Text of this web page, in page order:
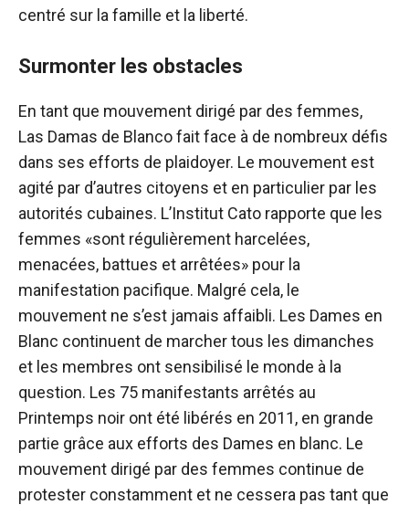
centré sur la famille et la liberté.
Surmonter les obstacles
En tant que mouvement dirigé par des femmes,
Las Damas de Blanco fait face à de nombreux défis
dans ses efforts de plaidoyer. Le mouvement est
agité par d’autres citoyens et en particulier par les
autorités cubaines. L’Institut Cato rapporte que les
femmes «sont régulièrement harcelées,
menacées, battues et arrêtées» pour la
manifestation pacifique. Malgré cela, le
mouvement ne s’est jamais affaibli. Les Dames en
Blanc continuent de marcher tous les dimanches
et les membres ont sensibilisé le monde à la
question. Les 75 manifestants arrêtés au
Printemps noir ont été libérés en 2011, en grande
partie grâce aux efforts des Dames en blanc. Le
mouvement dirigé par des femmes continue de
protester constamment et ne cessera pas tant que